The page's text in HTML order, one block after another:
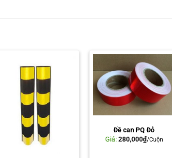
Đề can PQ Đỏ
Giá:280,000₫/Cuộn